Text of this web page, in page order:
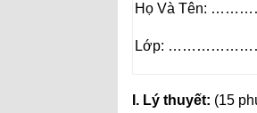
Họ Và Tên:
Lớp:
I. Lý thuyết: (15